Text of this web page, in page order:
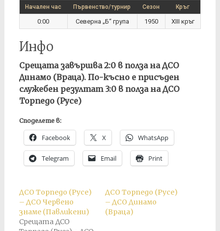
Начален час Първенство/турнир Сезон Кръг
0:00 Северна „Б“ група 1950 XIII кръг
Инфо
Срещата завършва 2:0 в полза на ДСО
Динамо (Враца). По-късно е присъден
служебен резултат 3:0 в полза на ДСО
Торпедо (Русе)
Споделете в:
Facebook X WhatsApp
Telegram Email Print
ДСО Торпедо (Русе)
– ДСО Червено
знаме (Павликени)
Срещата ДСО
ДСО Торпедо (Русе)
– ДСО Динамо
(Враца)